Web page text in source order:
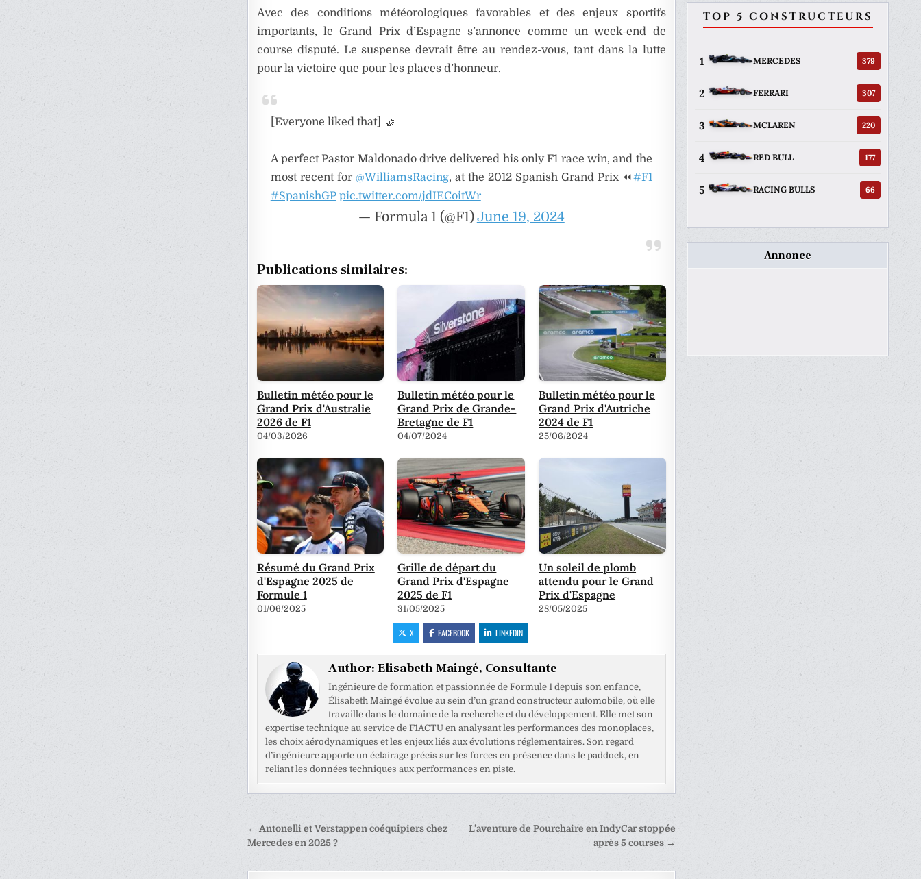
Avec des conditions météorologiques favorables et des enjeux sportifs
importants, le Grand Prix d’Espagne s’annonce comme un week-end de
course disputé. Le suspense devrait être au rendez-vous, tant dans la lutte
pour la victoire que pour les places d’honneur.
[Everyone liked that] 🤝
A perfect Pastor Maldonado drive delivered his only F1 race win, and the
most recent for @WilliamsRacing, at the 2012 Spanish Grand Prix ⏪#F1
#SpanishGP pic.twitter.com/jdIECoitWr
— Formula 1 (@F1)June 19, 2024
Publications similaires:
Bulletin météo pour le
Grand Prix d'Australie
2026 de F1
04/03/2026
Bulletin météo pour le
Grand Prix de Grande-
Bretagne de F1
04/07/2024
Bulletin météo pour le
Grand Prix d'Autriche
2024 de F1
25/06/2024
Résumé du Grand Prix
d'Espagne 2025 de
Formule 1
01/06/2025
Grille de départ du
Grand Prix d'Espagne
2025 de F1
31/05/2025
Un soleil de plomb
attendu pour le Grand
Prix d'Espagne
28/05/2025
X FACEBOOK LINKEDIN
Author: Elisabeth Maingé, Consultante
Ingénieure de formation et passionnée de Formule 1 depuis son enfance,
Élisabeth Maingé évolue au sein d’un grand constructeur automobile, où elle
travaille dans le domaine de la recherche et du développement. Elle met son
expertise technique au service de F1ACTU en analysant les performances des monoplaces,
les choix aérodynamiques et les enjeux liés aux évolutions réglementaires. Son regard
d’ingénieure apporte un éclairage précis sur les forces en présence dans le paddock, en
reliant les données techniques aux performances en piste.
Navigation
de
l’article
L’aventure de Pourchaire en IndyCar stoppée
après 5 courses →
← Antonelli et Verstappen coéquipiers chez
Mercedes en 2025 ?
TOP 5 CONSTRUCTEURS
1 MERCEDES 379
2 FERRARI 307
3 MCLAREN 220
4 RED BULL 177
5 RACING BULLS 66
Annonce